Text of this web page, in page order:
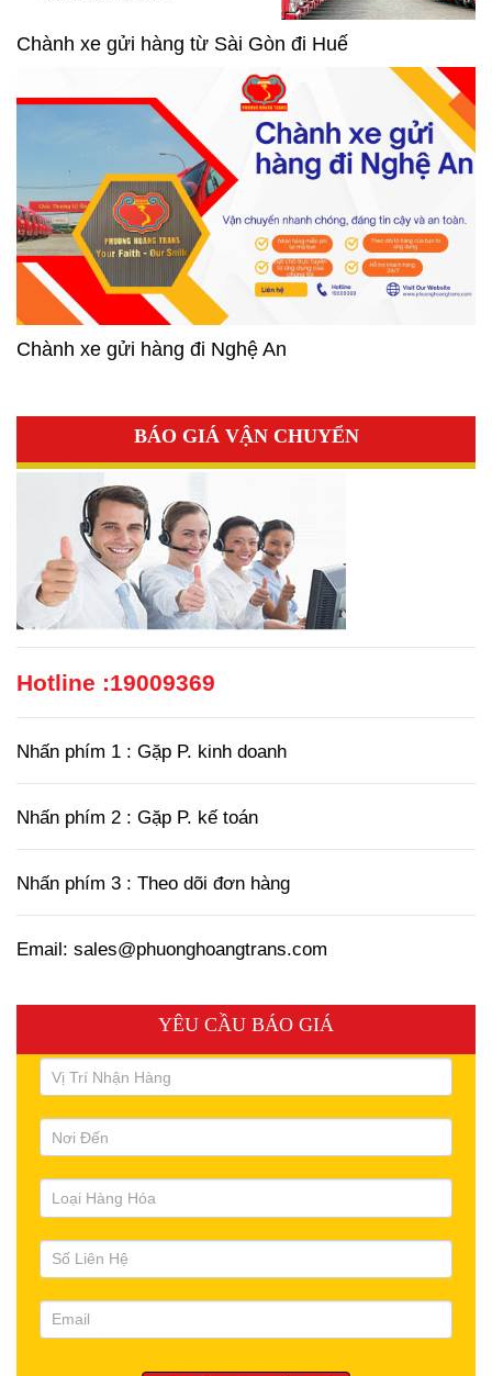
Chành xe gửi hàng từ Sài Gòn đi Huế
Chành xe gửi hàng đi Nghệ An
BÁO GIÁ VẬN CHUYỂN
Hotline :19009369
Nhấn phím 1 : Gặp P. kinh doanh
Nhấn phím 2 : Gặp P. kế toán
Nhấn phím 3 : Theo dõi đơn hàng
Email: sales@phuonghoangtrans.com
YÊU CẦU BÁO GIÁ